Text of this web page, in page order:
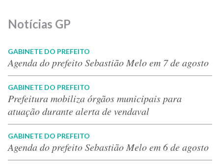
Notícias GP
GABINETE DO PREFEITO
Agenda do prefeito Sebastião Melo em 7 de agosto
GABINETE DO PREFEITO
Prefeitura mobiliza órgãos municipais para
atuação durante alerta de vendaval
GABINETE DO PREFEITO
Agenda do prefeito Sebastião Melo em 6 de agosto